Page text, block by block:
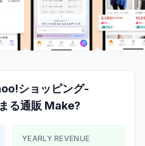
ショッピング-
る通販 Make?
YEARLY REVENUE